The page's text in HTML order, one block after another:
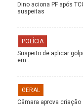
Dino aciona PF após
suspeitas
POLÍCIA
Suspeito de aplicar
em…
GERAL
Câmara aprova criação